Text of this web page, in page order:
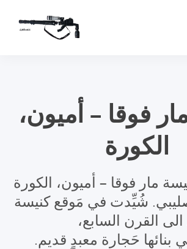
فوقا – أميون،
الكورة
مار فوقا – أميون، الكورة
شُيِّدت في مَوقع كنيسة
القرن السابع،
حَجارة معبدٍ قديم.